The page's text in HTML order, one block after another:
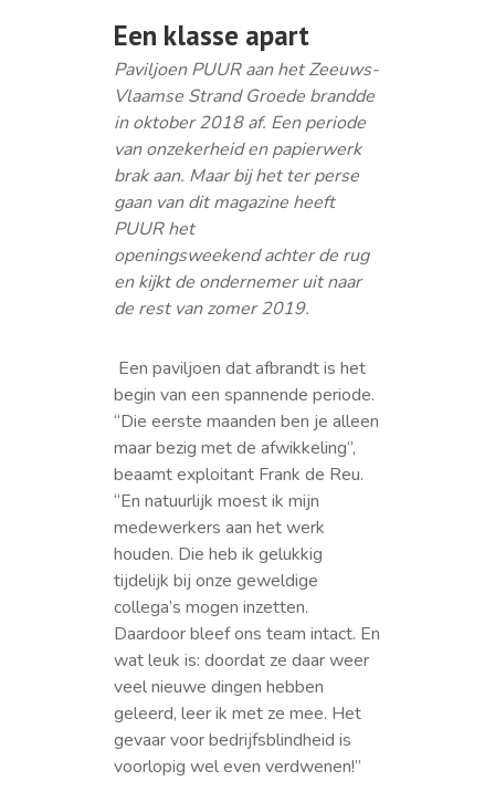
Een klasse apart
Paviljoen PUUR aan het Zeeuws-
Vlaamse Strand Groede brandde
in oktober 2018 af. Een periode
van onzekerheid en papierwerk
brak aan. Maar bij het ter perse
gaan van dit magazine heeft
PUUR het
openingsweekend achter de rug
en kijkt de ondernemer uit naar
de rest van zomer 2019.
Een paviljoen dat afbrandt is het
begin van een spannende periode.
“Die eerste maanden ben je alleen
maar bezig met de afwikkeling”,
beaamt exploitant Frank de Reu.
“En natuurlijk moest ik mijn
medewerkers aan het werk
houden. Die heb ik gelukkig
tijdelijk bij onze geweldige
collega’s mogen inzetten.
Daardoor bleef ons team intact. En
wat leuk is: doordat ze daar weer
veel nieuwe dingen hebben
geleerd, leer ik met ze mee. Het
gevaar voor bedrijfsblindheid is
voorlopig wel even verdwenen!”